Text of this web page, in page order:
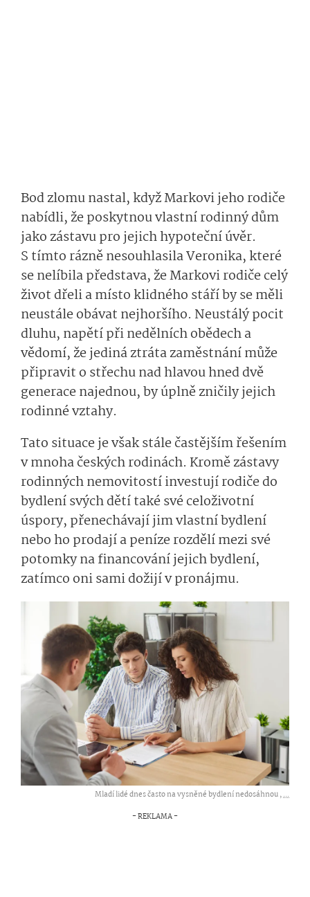
Bod zlomu nastal, když Markovi jeho rodiče
nabídli, že poskytnou vlastní rodinný dům
jako zástavu pro jejich hypoteční úvěr.
S tímto rázně nesouhlasila Veronika, které
se nelíbila představa, že Markovi rodiče celý
život dřeli a místo klidného stáří by se měli
neustále obávat nejhoršího. Neustálý pocit
dluhu, napětí při nedělních obědech a
vědomí, že jediná ztráta zaměstnání může
připravit o střechu nad hlavou hned dvě
generace najednou, by úplně zničily jejich
rodinné vztahy.
Tato situace je však stále častějším řešením
v mnoha českých rodinách. Kromě zástavy
rodinných nemovitostí investují rodiče do
bydlení svých dětí také své celoživotní
úspory, přenechávají jim vlastní bydlení
nebo ho prodají a peníze rozdělí mezi své
potomky na financování jejich bydlení,
zatímco oni sami dožijí v pronájmu.
Mladí lidé dnes často na vysněné bydlení nedosáhnou ,...